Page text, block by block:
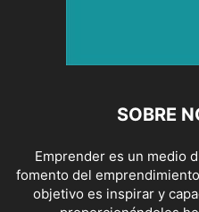
SOBRE
Emprender es un medio
fomento del
objetivo es inspirar y